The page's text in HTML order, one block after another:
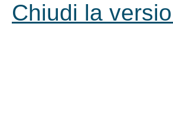
Chiudi la